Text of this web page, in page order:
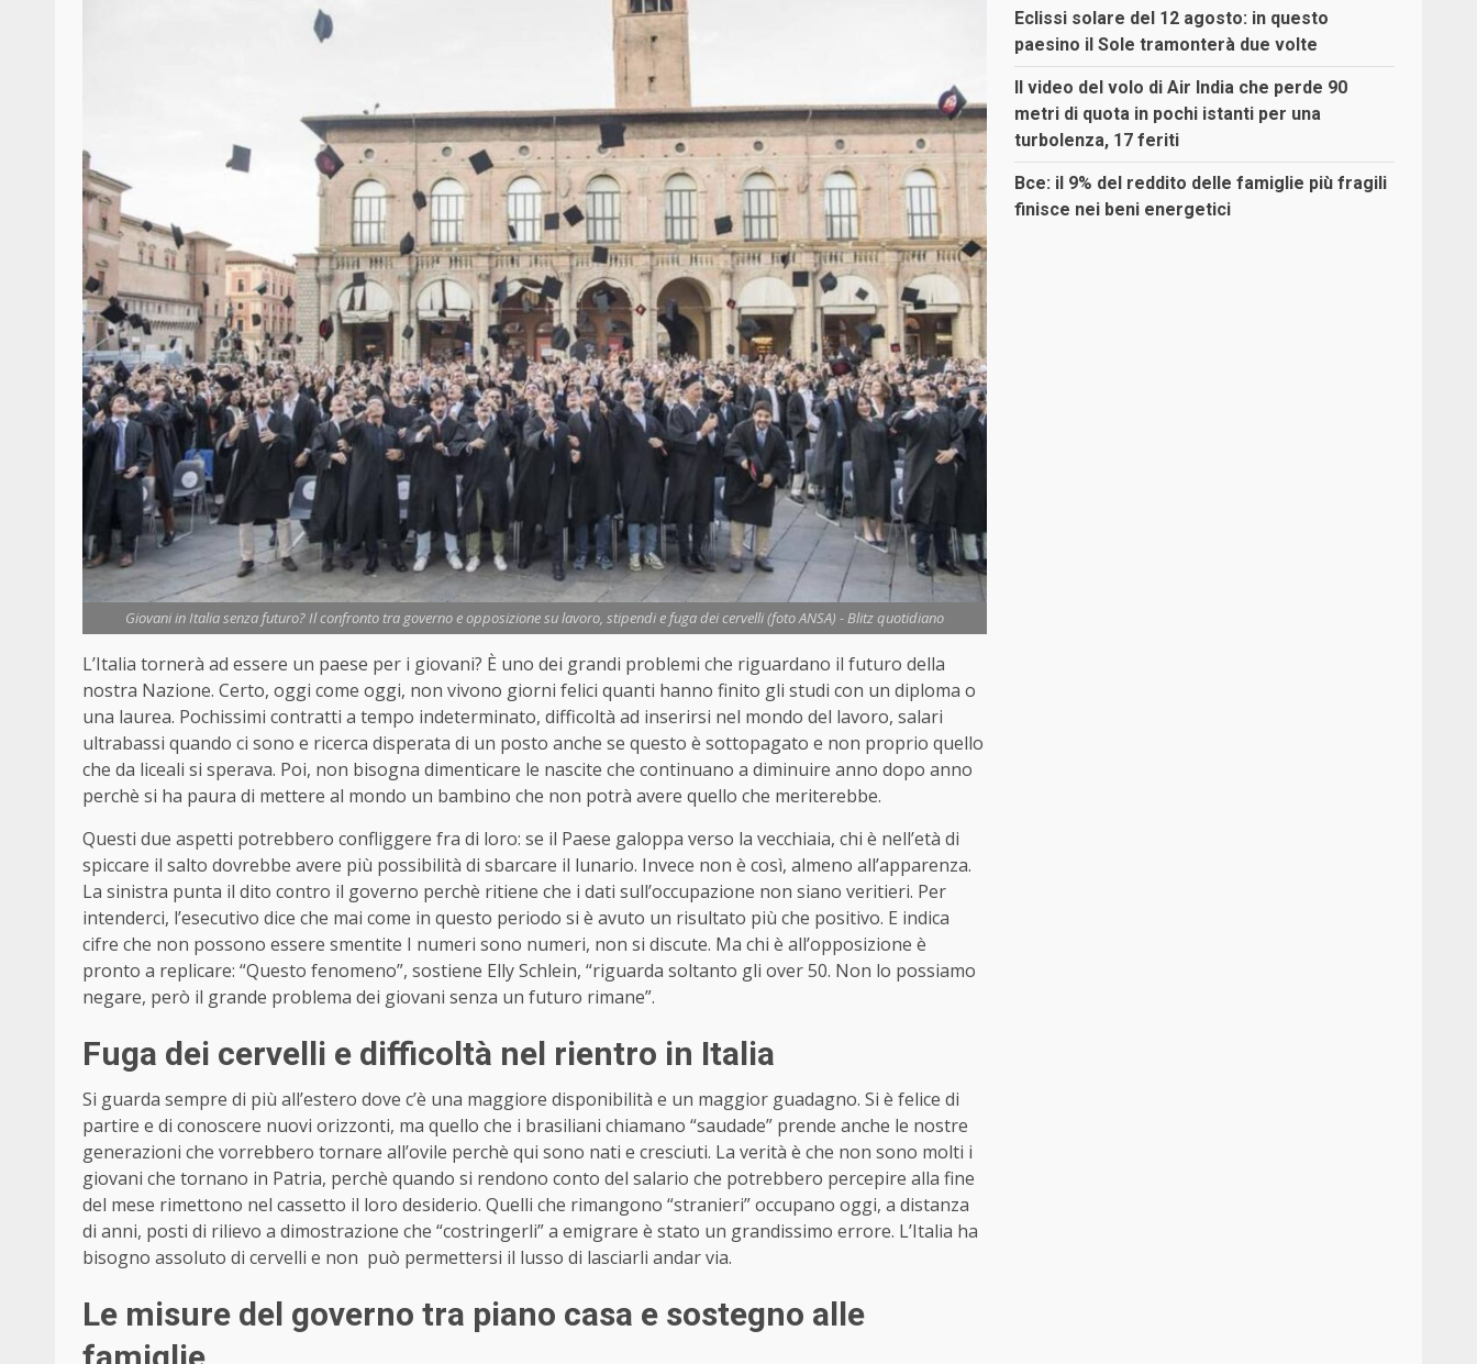
Giovani in Italia senza futuro? Il confronto tra governo e opposizione su lavoro, stipendi e fuga dei cervelli (foto ANSA) - Blitz quotidiano
L’Italia tornerà ad essere un paese per i giovani? È uno dei grandi problemi che riguardano il futuro della
nostra Nazione. Certo, oggi come oggi, non vivono giorni felici quanti hanno finito gli studi con un diploma o
una laurea. Pochissimi contratti a tempo indeterminato, difficoltà ad inserirsi nel mondo del lavoro, salari
ultrabassi quando ci sono e ricerca disperata di un posto anche se questo è sottopagato e non proprio quello
che da liceali si sperava. Poi, non bisogna dimenticare le nascite che continuano a diminuire anno dopo anno
perchè si ha paura di mettere al mondo un bambino che non potrà avere quello che meriterebbe.
Questi due aspetti potrebbero confliggere fra di loro: se il Paese galoppa verso la vecchiaia, chi è nell’età di
spiccare il salto dovrebbe avere più possibilità di sbarcare il lunario. Invece non è così, almeno all’apparenza.
La sinistra punta il dito contro il governo perchè ritiene che i dati sull’occupazione non siano veritieri. Per
intenderci, l’esecutivo dice che mai come in questo periodo si è avuto un risultato più che positivo. E indica
cifre che non possono essere smentite I numeri sono numeri, non si discute. Ma chi è all’opposizione è
pronto a replicare: “Questo fenomeno”, sostiene Elly Schlein, “riguarda soltanto gli over 50. Non lo possiamo
negare, però il grande problema dei giovani senza un futuro rimane”.
Fuga dei cervelli e difficoltà nel rientro in Italia
Si guarda sempre di più all’estero dove c’è una maggiore disponibilità e un maggior guadagno. Si è felice di
partire e di conoscere nuovi orizzonti, ma quello che i brasiliani chiamano “saudade” prende anche le nostre
generazioni che vorrebbero tornare all’ovile perchè qui sono nati e cresciuti. La verità è che non sono molti i
giovani che tornano in Patria, perchè quando si rendono conto del salario che potrebbero percepire alla fine
del mese rimettono nel cassetto il loro desiderio. Quelli che rimangono “stranieri” occupano oggi, a distanza
di anni, posti di rilievo a dimostrazione che “costringerli” a emigrare è stato un grandissimo errore. L’Italia ha
bisogno assoluto di cervelli e non può permettersi il lusso di lasciarli andar via.
Le misure del governo tra piano casa e sostegno alle
Eclissi solare del 12 agosto: in questo
paesino il Sole tramonterà due volte
Il video del volo di Air India che perde 90
metri di quota in pochi istanti per una
turbolenza, 17 feriti
Bce: il 9% del reddito delle famiglie più fragili
finisce nei beni energetici